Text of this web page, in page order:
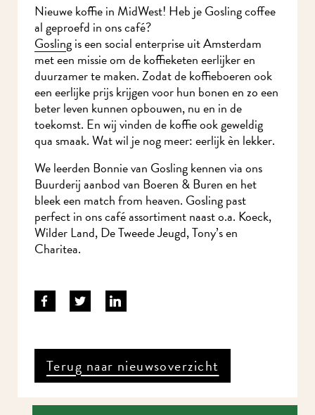
Nieuwe koffie in MidWest! Heb je Gosling coffee
al geproefd in ons café?
Goslingis een social enterprise uit Amsterdam
met een missie om de koffieketen eerlijker en
duurzamer te maken. Zodat de koffieboeren ook
een eerlijke prijs krijgen voor hun bonen en zo een
beter leven kunnen opbouwen, nu en in de
toekomst. En wij vinden de koffie ook geweldig
qua smaak. Wat wil je nog meer: eerlijk èn lekker.
We leerden Bonnie van Gosling kennen via ons
Buurderij aanbod van Boeren & Buren en het
bleek een match from heaven. Gosling past
perfect in ons café assortiment naast o.a. Koeck,
Wilder Land, De Tweede Jeugd, Tony’s en
Charitea.
Terug naar nieuwsoverzicht